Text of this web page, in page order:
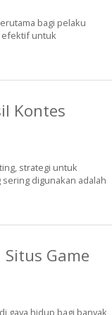
bagi pelaku
efektif untuk
Kontes
strategi untuk
digunakan adalah
Game
gaya hidup bagi banyak